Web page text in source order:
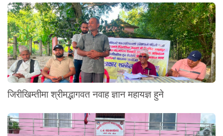
जिरीखिम्तीमा श्रीमद्भागवत नवाह ज्ञान महायज्ञ हुने